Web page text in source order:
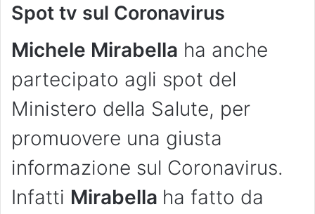
Spot tv sul Coronavirus
Michele Mirabella ha anche
partecipato agli spot del
Ministero della Salute, per
promuovere una giusta
informazione sul Coronavirus.
Infatti Mirabella ha fatto da